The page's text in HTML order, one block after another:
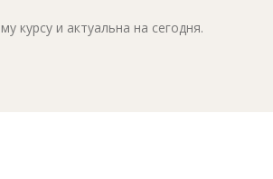
курсу и актуальна на сегодня.